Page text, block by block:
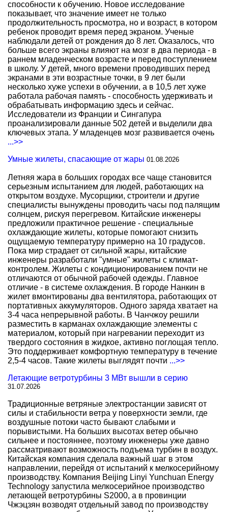
способности к обучению. Новое исследование
показывает, что значение имеет не только
продолжительность просмотра, но и возраст, в котором
ребенок проводит время перед экраном. Ученые
наблюдали детей от рождения до 8 лет. Оказалось, что
больше всего экраны влияют на мозг в два периода - в
раннем младенческом возрасте и перед поступлением
в школу. У детей, много времени проводивших перед
экранами в эти возрастные точки, в 9 лет были
несколько хуже успехи в обучении, а в 10,5 лет хуже
работала рабочая память - способность удерживать и
обрабатывать информацию здесь и сейчас.
Исследователи из Франции и Сингапура
проанализировали данные 502 детей и выделили два
ключевых этапа. У младенцев мозг развивается очень
...>>
Умные жилеты, спасающие от жары 01.08.2026
Летняя жара в больших городах все чаще становится
серьезным испытанием для людей, работающих на
открытом воздухе. Мусорщики, строители и другие
специалисты вынуждены проводить часы под палящим
солнцем, рискуя перегревом. Китайские инженеры
предложили практичное решение - специальные
охлаждающие жилеты, которые помогают снизить
ощущаемую температуру примерно на 10 градусов.
Пока мир страдает от сильной жары, китайские
инженеры разработали "умные" жилеты с климат-
контролем. Жилеты с кондиционированием почти не
отличаются от обычной рабочей одежды. Главное
отличие - в системе охлаждения. В городе Нанкин в
жилет вмонтированы два вентилятора, работающих от
портативных аккумуляторов. Одного заряда хватает на
3-4 часа непрерывной работы. В Чанчжоу решили
разместить в карманах охлаждающие элементы с
материалом, который при нагревании переходит из
твердого состояния в жидкое, активно поглощая тепло.
Это поддерживает комфортную температуру в течение
2,5-4 часов. Такие жилеты выглядят почти ...>>
Летающие ветротурбины 3 МВт вышли в серию
31.07.2026
Традиционные ветряные электростанции зависят от
силы и стабильности ветра у поверхности земли, где
воздушные потоки часто бывают слабыми и
порывистыми. На больших высотах ветер обычно
сильнее и постояннее, поэтому инженеры уже давно
рассматривают возможность подъема турбин в воздух.
Китайская компания сделала важный шаг в этом
направлении, перейдя от испытаний к мелкосерийному
производству. Компания Beijing Linyi Yunchuan Energy
Technology запустила мелкосерийное производство
летающей ветротурбины S2000, а в провинции
Чжэцзян возводят отдельный завод по производству